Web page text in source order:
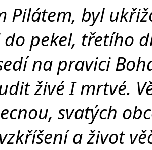
Pilátem, byl
pekel, třetího
na pravici
živé I mrtvé.
svatých
a život